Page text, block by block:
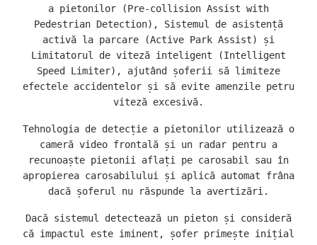
a pietonilor (Pre-collision Assist with
Pedestrian Detection), Sistemul de asistență
activă la parcare (Active Park Assist) și
Limitatorul de viteză inteligent (Intelligent
Speed Limiter), ajutând șoferii să limiteze
efectele accidentelor și să evite amenzile petru
viteză excesivă.
Tehnologia de detecție a pietonilor utilizează o
cameră video frontală și un radar pentru a
recunoaște pietonii aflați pe carosabil sau în
apropierea carosabilului și aplică automat frâna
dacă șoferul nu răspunde la avertizări.
Dacă sistemul detectează un pieton și consideră
că impactul este iminent, șofer primește inițial